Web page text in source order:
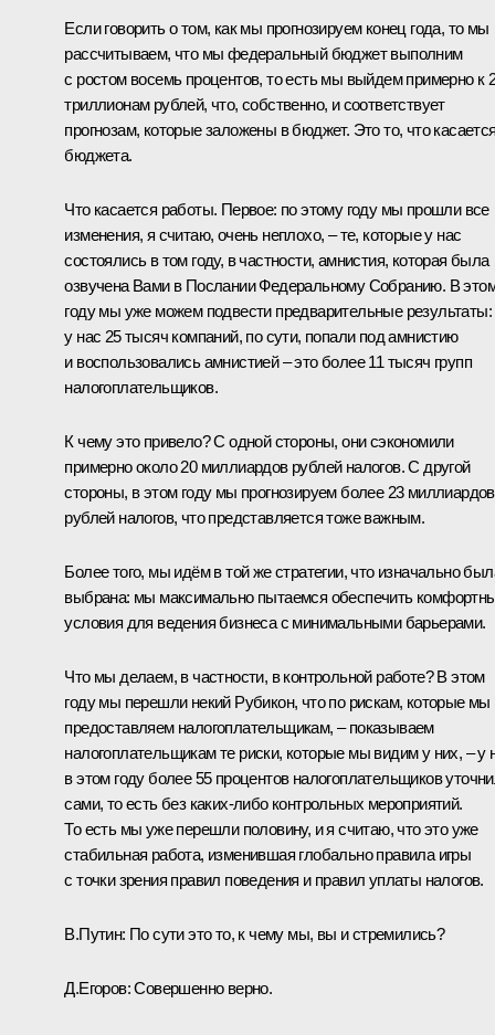
Если говорить о том, как мы прогнозируем конец года, то мы
рассчитываем, что мы федеральный бюджет выполним
с ростом восемь процентов, то есть мы выйдем примерно к
триллионам рублей, что, собственно, и соответствует
прогнозам, которые заложены в бюджет. Это то, что
бюджета.
Что касается работы. Первое: по этому году мы прошли все
изменения, я считаю, очень неплохо, – те, которые у нас
состоялись в том году, в частности, амнистия, которая была
озвучена Вами в Послании Федеральному Собранию. В
году мы уже можем подвести предварительные результаты:
у нас 25 тысяч компаний, по сути, попали под амнистию
и воспользовались амнистией – это более 11 тысяч групп
налогоплательщиков.
К чему это привело? С одной стороны, они сэкономили
примерно около 20 миллиардов рублей налогов. С другой
стороны, в этом году мы прогнозируем более 23 миллиардов
рублей налогов, что представляется тоже важным.
Более того, мы идём в той же стратегии, что изначально
выбрана: мы максимально пытаемся обеспечить
условия для ведения бизнеса с минимальными барьерами.
Что мы делаем, в частности, в контрольной работе? В этом
году мы перешли некий Рубикон, что по рискам, которые мы
предоставляем налогоплательщикам, – показываем
налогоплательщикам те риски, которые мы видим у них, – у
в этом году более 55 процентов налогоплательщиков
сами, то есть без каких-либо контрольных мероприятий.
То есть мы уже перешли половину, и я считаю, что это уже
стабильная работа, изменившая глобально правила игры
с точки зрения правил поведения и правил уплаты налогов.
В.Путин: По сути это то, к чему мы, вы и стремились?
Д.Егоров:Совершенно верно.